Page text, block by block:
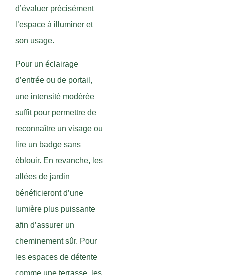
d’évaluer précisément
l’espace à illuminer et
son usage.
Pour un éclairage
d’entrée ou de portail,
une intensité modérée
suffit pour permettre de
reconnaître un visage ou
lire un badge sans
éblouir. En revanche, les
allées de jardin
bénéficieront d’une
lumière plus puissante
afin d’assurer un
cheminement sûr. Pour
les espaces de détente
comme une terrasse, les